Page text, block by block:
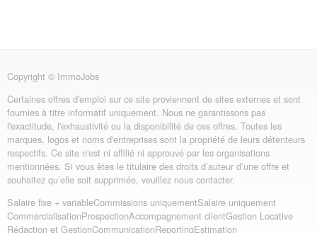
Copyright © ImmoJobs
Certaines offres d'emploi sur ce site proviennent de sites externes et sont
fournies à titre informatif uniquement. Nous ne garantissons pas
l'exactitude, l'exhaustivité ou la disponibilité de ces offres. Toutes les
marques, logos et noms d'entreprises sont la propriété de leurs détenteurs
respectifs. Ce site n'est ni affilié ni approuvé par les organisations
mentionnées. Si vous êtes le titulaire des droits d’auteur d’une offre et
souhaitez qu’elle soit supprimée, veuillez nous contacter.
Salaire fixe + variableCommissions uniquementSalaire uniquement
CommercialisationProspectionAccompagnement clientGestion Locative
Rédaction et GestionCommunicationReportingEstimation